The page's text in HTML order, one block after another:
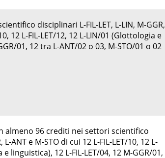
disciplinari L-FIL-LET, L-LIN, M-GGR,
12 L-FIL-LET/12, 12 L-LIN/01 (Glottologia e
01, 12 tra L-ANT/02 o 03, M-STO/01 o 02
almeno 96 crediti nei settori scientifico
ANT e M-STO di cui 12 L-FIL-LET/10, 12 L-
linguistica), 12 L-FIL-LET/04, 12 M-GGR/01,